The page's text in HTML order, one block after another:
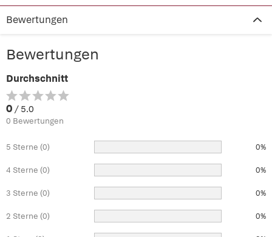
Bewertungen
Bewertungen
Durchschnitt
0 / 5.0
0 Bewertungen
5 Sterne (0) 0%
4 Sterne (0) 0%
3 Sterne (0) 0%
2 Sterne (0) 0%